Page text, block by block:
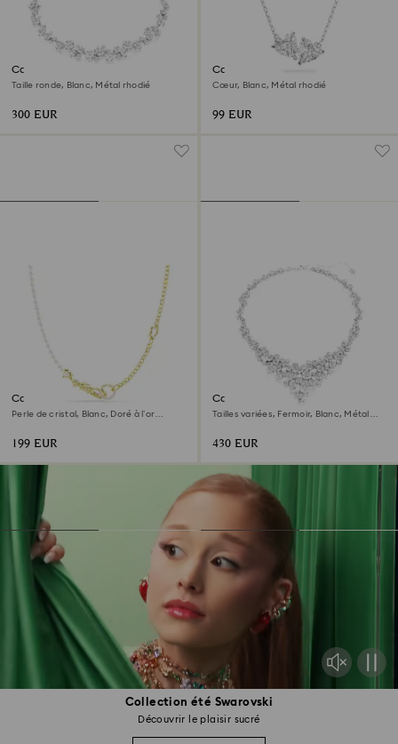
Collection été Swarovski
Découvrir le plaisir sucré
Collier Constella
Taille ronde, Blanc, Métal rhodié
300 EUR
Collier Mesmera
Cœur, Blanc, Métal rhodié
99 EUR
Collier Idyllia
Perle de cristal, Blanc, Doré à l’or
199 EUR
Collier Constella
Tailles variées, Fermoir, Blanc, Métal
430 EUR